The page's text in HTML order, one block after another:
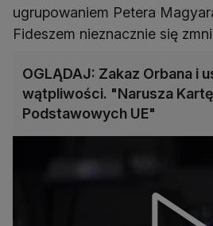
ugrupowaniem Petera
Fideszem nieznacznie się
OGLĄDAJ: Zakaz Orbana i
wątpliwości. "Narusza
Podstawowych UE"